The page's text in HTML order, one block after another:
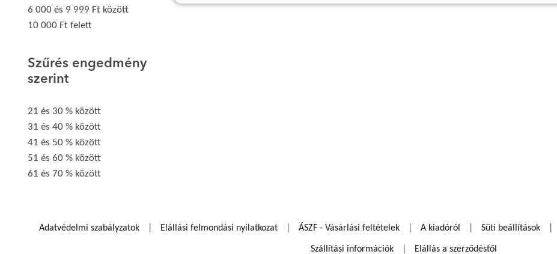
6 000 és 9 999 Ft között
10 000 Ft felett
Szűrés engedmény
szerint
21 és 30 % között
31 és 40 % között
41 és 50 % között
51 és 60 % között
61 és 70 % között
Adatvédelmi szabályzatok Elállási felmondási nyilatkozat ÁSZF - Vásárlási feltételek A kiadóról Süti beállítások
Szállítási információk Elállás a szerződéstől